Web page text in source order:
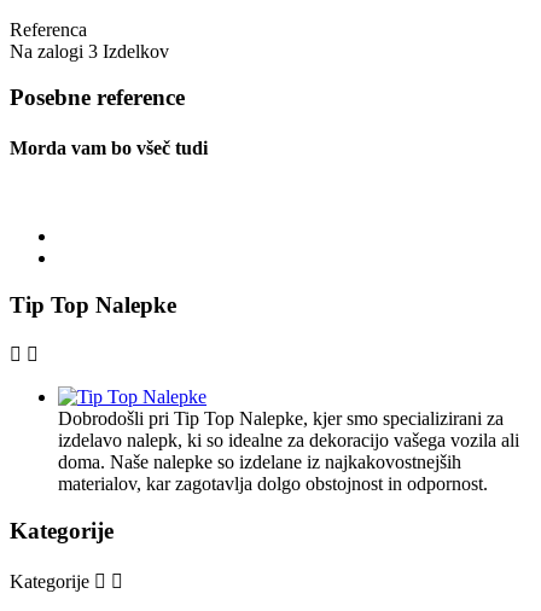
Referenca
Na zalogi 3 Izdelkov
Posebne reference
Morda vam bo všeč tudi
Tip Top Nalepke
 
Dobrodošli pri Tip Top Nalepke, kjer smo specializirani za
izdelavo nalepk, ki so idealne za dekoracijo vašega vozila ali
doma. Naše nalepke so izdelane iz najkakovostnejših
materialov, kar zagotavlja dolgo obstojnost in odpornost.
Kategorije
Kategorije  